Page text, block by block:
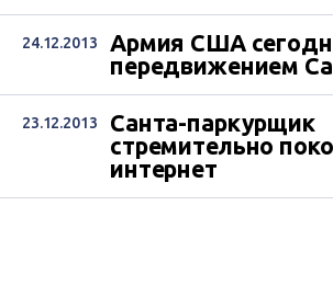
24.12.2013
Армия США
передвижением
23.12.2013
Санта-паркурщик
стремительно
интернет